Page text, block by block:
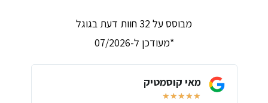
מבוסס על 32 חוות דעת בגוגל
*מעודכן ל-07/2026
מאי קוסמטיק
★
★
★
★
★